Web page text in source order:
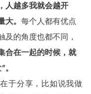
人越多我就会越开
。 每个人都有优点
及的角度也都不同，
合在一起的时候，就
于分享，比如说我做